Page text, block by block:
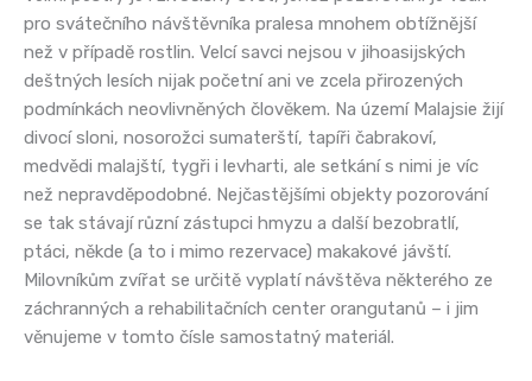
pro svátečního návštěvníka pralesa mnohem obtížnější
než v případě rostlin. Velcí savci nejsou v jihoasijských
deštných lesích nijak početní ani ve zcela přirozených
podmínkách neovlivněných člověkem. Na území Malajsie žijí
divocí sloni, nosorožci sumaterští, tapíři čabrakoví,
medvědi malajští, tygři i levharti, ale setkání s nimi je víc
než nepravděpodobné. Nejčastějšími objekty pozorování
se tak stávají různí zástupci hmyzu a další bezobratlí,
ptáci, někde (a to i mimo rezervace) makakové jávští.
Milovníkům zvířat se určitě vyplatí návštěva některého ze
záchranných a rehabilitačních center orangutanů – i jim
věnujeme v tomto čísle samostatný materiál.